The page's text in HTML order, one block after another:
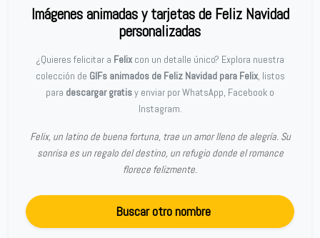
Imágenes animadas y tarjetas de Feliz Navidad
personalizadas
¿Quieres felicitar a Felix con un detalle único? Explora nuestra
colección de GIFs animados de Feliz Navidad para Felix, listos
para descargar gratisy enviar por WhatsApp, Facebook o
Instagram.
Felix, un latino de buena fortuna, trae un amor lleno de alegría. Su
sonrisa es un regalo del destino, un refugio donde el romance
florece felizmente.
Buscar otro nombre